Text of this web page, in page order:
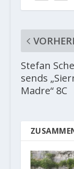
Stefan
sends
Madre“ 8C